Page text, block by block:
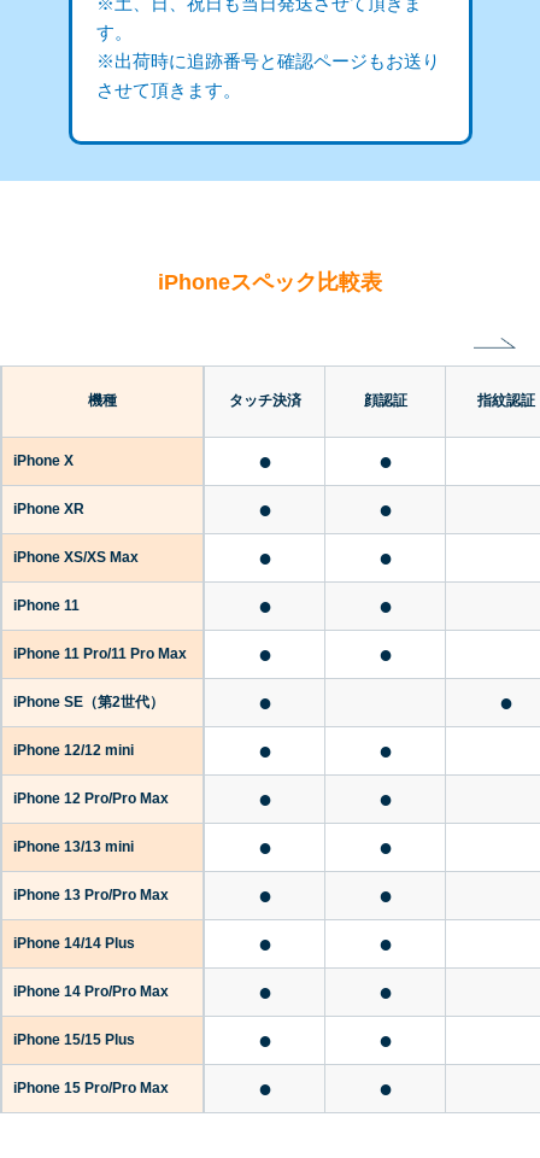
す。
※出荷時に追跡番号と確認ページもお送り
させて頂きます。
iPhoneスペック比較表
機種 タッチ決済 顔認証 指紋認証
iPhone X ● ●
iPhone XR ● ●
iPhone XS/XS Max ● ●
iPhone 11 ● ●
iPhone 11 Pro/11 Pro Max ● ●
iPhone SE （第2世代） ● ●
iPhone 12/12 mini ● ●
iPhone 12 Pro/Pro Max ● ●
iPhone 13/13 mini ● ●
iPhone 13 Pro/Pro Max ● ●
iPhone 14/14 Plus ● ●
iPhone 14 Pro/Pro Max ● ●
iPhone 15/15 Plus ● ●
iPhone 15 Pro/Pro Max ● ●